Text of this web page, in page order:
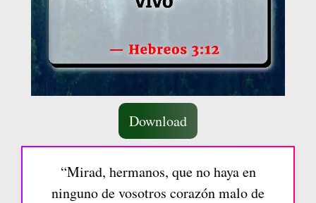
Download
“Mirad, hermanos, que no haya en
ninguno de vosotros corazón malo de